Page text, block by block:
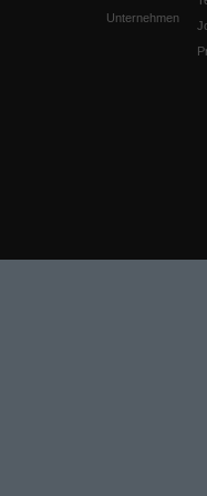
Unternehmen